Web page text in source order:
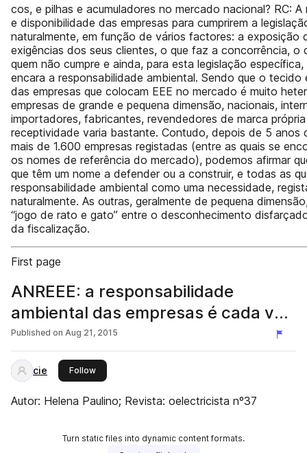
cos, e pilhas e acumuladores no mercado nacional? RC:
e disponibilidade das empresas para cumprirem a
naturalmente, em função de vários factores: a exposição
exigências dos seus clientes, o que faz a concorrência, o
quem não cumpre e ainda, para esta legislação
encara a responsabilidade ambiental. Sendo que o tecido
das empresas que colocam EEE no mercado é muito
empresas de grande e pequena dimensão, nacionais,
importadores, fabricantes, revendedores de marca
receptividade varia bastante. Contudo, depois de 5 anos
mais de 1.600 empresas registadas (entre as quais se
os nomes de referência do mercado), podemos afirmar
que têm um nome a defender ou a construir, e todas as
responsabilidade ambiental como uma necessidade,
naturalmente. As outras, geralmente de pequena
“jogo de rato e gato” entre o desconhecimento
da fiscalização.
First page
ANREEE: a responsabilidade
ambiental das empresas é cada vez
maior
Published on Aug 21, 2015
cie Followthis publisher
Autor: Helena Paulino; Revista: oelectricista nº37
Turn static files into dynamic content formats.